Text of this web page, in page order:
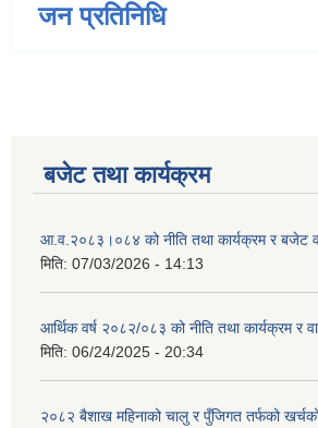
जन प्रतिनिधि
बजेट तथा कार्यक्रम
आ.व.२०८३।०८४ को नीति तथा कार्यक्रम र बजेट
मिति: 07/03/2026 - 14:13
आर्थिक वर्ष २०८२/०८३ को नीति तथा कार्यक्रम र
मिति: 06/24/2025 - 20:34
२०८२ बैशाख महिनाको चालु र पुँजिगत तर्फको खर्चको